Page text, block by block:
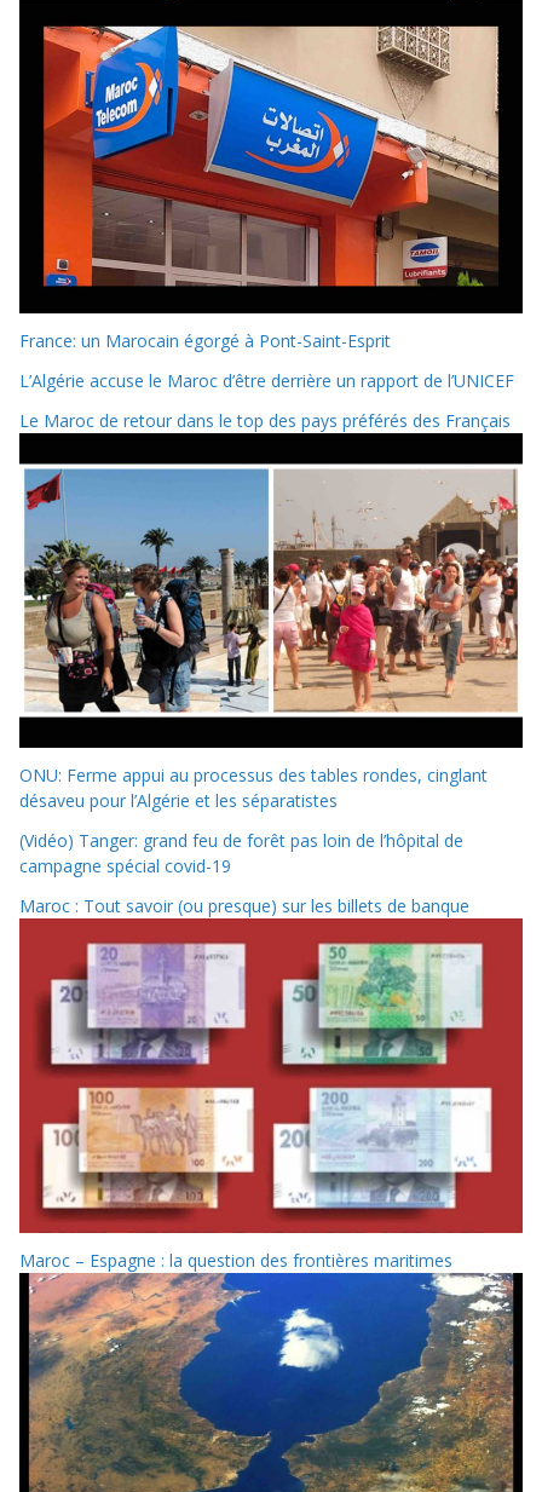
France: un Marocain égorgé à Pont-Saint-Esprit
L’Algérie accuse le Maroc d’être derrière un rapport de l’UNICEF
Le Maroc de retour dans le top des pays préférés des Français
ONU: Ferme appui au processus des tables rondes, cinglant
désaveu pour l’Algérie et les séparatistes
(Vidéo) Tanger: grand feu de forêt pas loin de l’hôpital de
campagne spécial covid-19
Maroc : Tout savoir (ou presque) sur les billets de banque
Maroc – Espagne : la question des frontières maritimes